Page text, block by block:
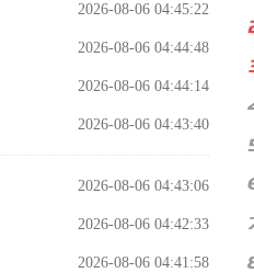
2026-08-06 04:45:22
2026-08-06 04:44:48
2026-08-06 04:44:14
2026-08-06 04:43:40
2026-08-06 04:43:06
2026-08-06 04:42:33
2026-08-06 04:41:58